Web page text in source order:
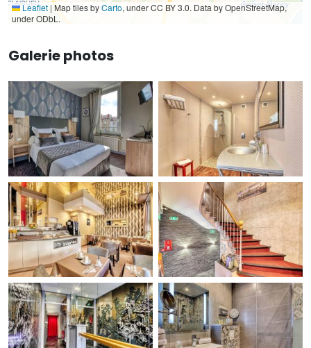
Leaflet | Map tiles byCarto, under CC BY 3.0. Data by OpenStreetMap,
under ODbL.
Galerie photos